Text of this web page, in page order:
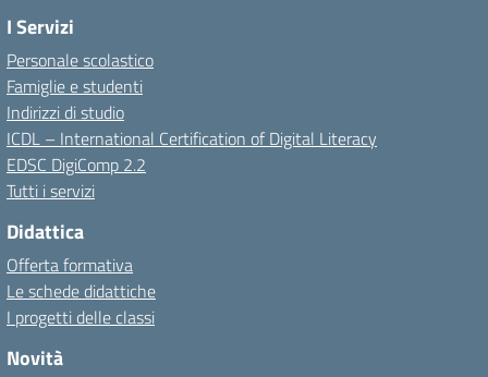
I Servizi
Personale scolastico
Famiglie e studenti
Indirizzi di studio
ICDL – International Certification of Digital Literacy
EDSC DigiComp 2.2
Tutti i servizi
Didattica
Offerta formativa
Le schede didattiche
I progetti delle classi
Novità